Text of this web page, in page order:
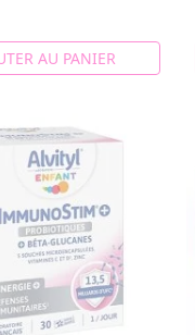
AU PANIER